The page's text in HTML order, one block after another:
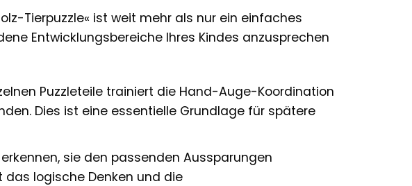
Tierpuzzle« ist weit mehr als nur ein einfaches
Entwicklungsbereiche Ihres Kindes anzusprechen
Puzzleteile trainiert die Hand-Auge-Koordination
Dies ist eine essentielle Grundlage für spätere
sie den passenden Aussparungen
das logische Denken und die